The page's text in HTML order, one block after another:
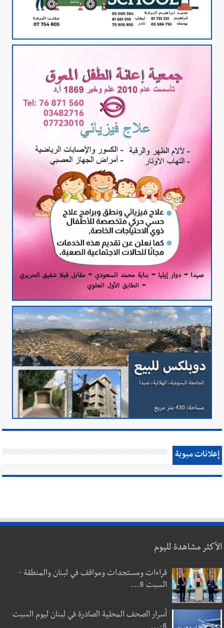
إعلانات مبوبة
الأكثر مشاهدة لليوم
قراءات ومستجدات ومواقف في لبنان والمنطقة -
السبت 8...
أسرار الصحف المحلية الصادرة في لبنان ليوم السبت